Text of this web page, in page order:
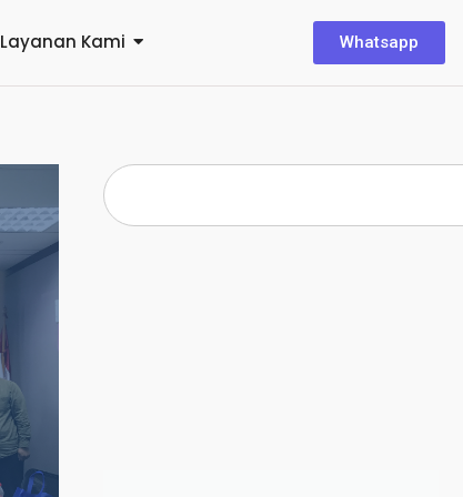
Layanan Kami Whatsapp